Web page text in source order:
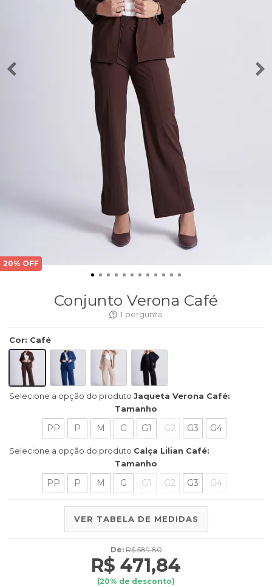
20% OFF
Conjunto Verona Café
1 pergunta
Cor: Café
Selecione a opção do produto Jaqueta Verona Café:
Tamanho
PP P M G G1 G2 G3 G4
Selecione a opção do produto Calça Lilian Café:
Tamanho
PP P M G G1 G2 G3 G4
VER TABELA DE MEDIDAS
De:R$ 589,80
R$ 471,84
(20% de desconto)